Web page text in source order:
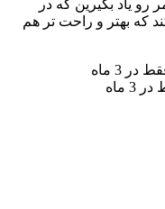
رو یاد بگیرین که در
که بهتر و راحت تر هم
ماه